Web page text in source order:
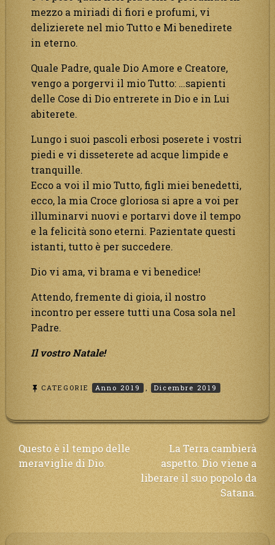
mezzo a miriadi di fiori e profumi, vi
delizierete nel mio Tutto e Mi benedirete
in eterno.
Quale Padre, quale Dio Amore e Creatore,
vengo a porgervi il mio Tutto: …sapienti
delle Cose di Dio entrerete in Dio e in Lui
abiterete.
Lungo i suoi pascoli erbosi poserete i vostri
piedi e vi disseterete ad acque limpide e
tranquille.
Ecco a voi il mio Tutto, figli miei benedetti,
ecco, la mia Croce gloriosa si apre a voi per
illuminarvi nuovi e portarvi dove il tempo
e la felicità sono eterni. Pazientate questi
istanti, tutto è per succedere.
Dio vi ama, vi brama e vi benedice!
Attendo, fremente di gioia, il nostro
incontro per essere tutti una Cosa sola nel
Padre.
Il vostro Natale!
CATEGORIE Anno 2019 , Dicembre 2019
Navigazione
articoli
Questo è il tempo delle
meraviglie di Dio.
La Terra cambierà
aspetto. Dio viene a
liberare il suo popolo da
Satana.